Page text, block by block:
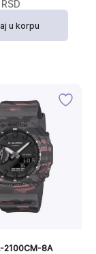
RSD
u korpu
2100CM-8A